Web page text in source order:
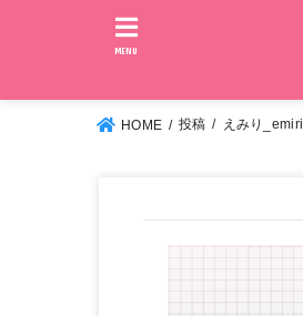
MENU
HOME 投稿 えみり_emiri